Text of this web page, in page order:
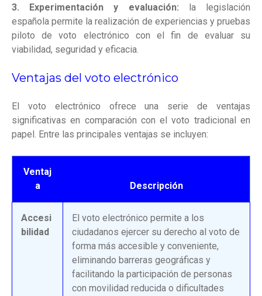
3. Experimentación y evaluación: la legislación
española permite la realización de experiencias y pruebas
piloto de voto electrónico con el fin de evaluar su
viabilidad, seguridad y eficacia.
Ventajas del voto electrónico
El voto electrónico ofrece una serie de ventajas
significativas en comparación con el voto tradicional en
papel. Entre las principales ventajas se incluyen:
Ventaj
a
Descripción
Accesi
bilidad
El voto electrónico permite a los
ciudadanos ejercer su derecho al voto de
forma más accesible y conveniente,
eliminando barreras geográficas y
facilitando la participación de personas
con movilidad reducida o dificultades